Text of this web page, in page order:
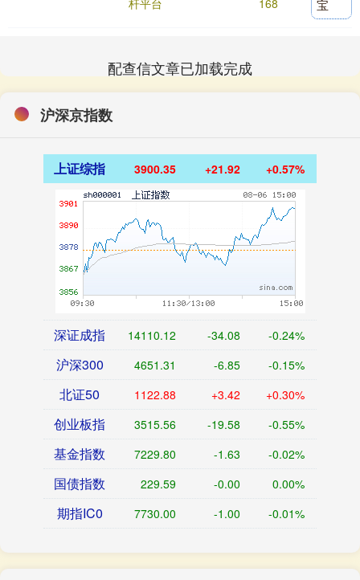
168
宝
配查信文章已加载完成
沪深京指数
上证综指 3900.35 +21.92 +0.57%
深证成指 14110.12 -34.08 -0.24%
沪深300 4651.31 -6.85 -0.15%
北证50 1122.88 +3.42 +0.30%
创业板指 3515.56 -19.58 -0.55%
基金指数 7229.80 -1.63 -0.02%
国债指数 229.59 -0.00 0.00%
期指IC0 7730.00 -1.00 -0.01%